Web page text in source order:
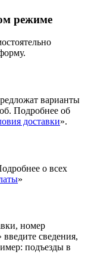
режиме
варианты
Подробнее об
доставки».
о всех
»
номер
сведения,
подъезды в